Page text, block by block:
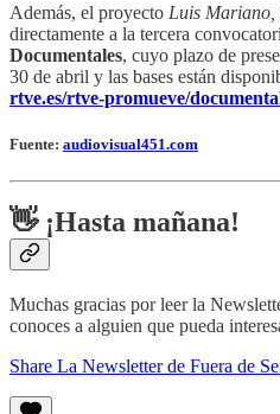
Además, el proyecto Luis Mariano,
directamente a la tercera
Documentales, cuyo plazo de
30 de abril y las bases están
rtve.es/rtve-promueve/
Fuente: audiovisual451.com
👋 ¡Hasta mañana!
Muchas gracias por leer la
conoces a alguien que pueda
Share La Newsletter de Fuera de